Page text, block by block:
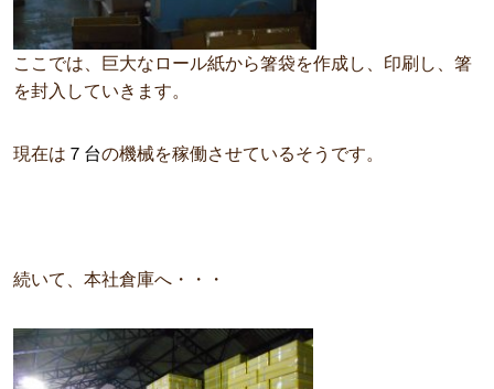
ここでは、巨大なロール紙から箸袋を作成し、印刷し、箸
を封入していきます。
現在は ７台の機械を稼働させているそうです。
続いて、本社倉庫へ・・・